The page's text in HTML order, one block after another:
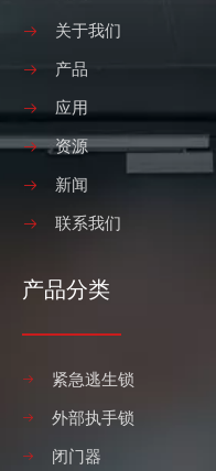
关于我们
产品
应用
资源
新闻
联系我们
产品分类
紧急逃生锁
外部执手锁
闭门器